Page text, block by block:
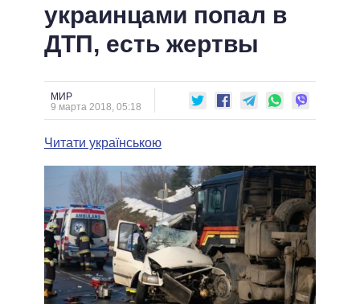
СОБЫТИЯ
СТАТЬИ
МНЕНИЯ
ОБЗОРЫ
ДАЙДЖЕСТЫ
ЭКОНОМИКА
ОБЩЕСТВО
МИР
ПОЛИТИКИ
ВСЕ ПОЛИТИКИ
ПРЕЗИДЕНТ И ОФИС
ВЕРХОВНАЯ РАДА
МЭРЫ
ВСЕ ПЕРСОНЫ
ИНФОГРАФИКА
ВИДЕО
СРАВНЕНИЕ ПОЛИТИКОВ
украинцами попал в
ДТП, есть жертвы
МИР
9 марта 2018, 05:18
Читати українською